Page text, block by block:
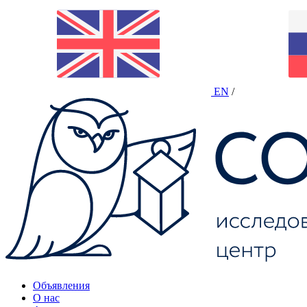
EN /
Объявления
О нас